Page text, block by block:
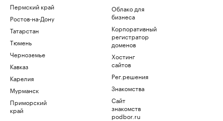
Пермский край
Ростов-на-Дону
Татарстан
Тюмень
Черноземье
Кавказ
Карелия
Мурманск
Приморский
край
Облако для
бизнеса
Корпоративный
регистратор
доменов
Хостинг
сайтов
Рег.решения
Знакомства
Сайт
знакомств
podbor.ru